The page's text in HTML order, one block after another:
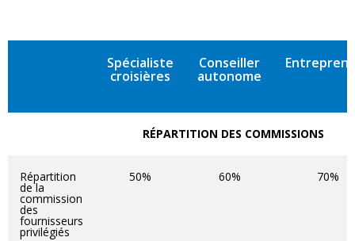
Spécialiste
croisières
Conseiller
autonome
RÉPARTITION DES COMMISSIONS
Répartition
de la
commission
des
fournisseurs
privilégiés
50% 60% 70%